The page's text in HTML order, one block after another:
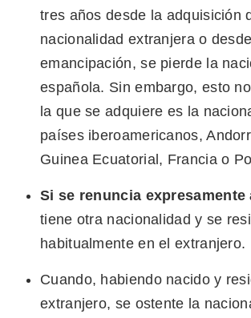
tres años desde la adquisición
nacionalidad extranjera o
emancipación, se pierde la
española. Sin embargo, esto
la que se adquiere es la
países iberoamericanos,
Guinea Ecuatorial, Francia o
Si se renuncia expresamente
tiene otra nacionalidad y se
habitualmente en el extranjero.
Cuando, habiendo nacido y
extranjero, se ostente la